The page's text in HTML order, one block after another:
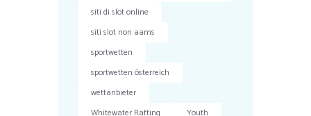
siti di slot online
siti slot non aams
sportwetten
sportwetten österreich
wettanbieter
Whitewater Rafting
Youth